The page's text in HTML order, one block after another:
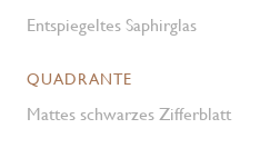
Entspiegeltes Saphirglas
QUADRANTE
Mattes schwarzes Zifferblatt